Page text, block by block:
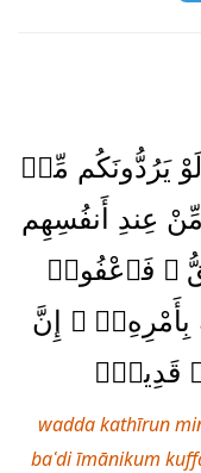
يَرُدُّونَكُم مِّنۢ
عِندِ أَنفُسِهِم
فَٱعْفُوا۟
بِأَمْرِهِۦٓ ۗ إِنَّ
قَدِيرٌۭ
wadda kathīrun
baʿdi īmānikum